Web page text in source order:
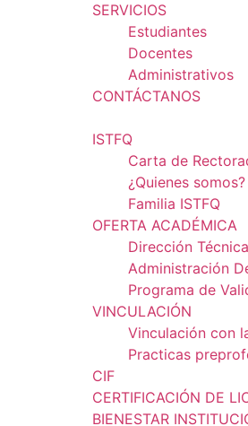
SERVICIOS
Estudiantes
Docentes
Administrativos
CONTÁCTANOS
ISTFQ
Carta de
¿Quienes somos?
Familia ISTFQ
OFERTA ACADÉMICA
Dirección Técnica
Administración
Programa de
VINCULACIÓN
Vinculación con
Practicas
CIF
CERTIFICACIÓN DE
BIENESTAR